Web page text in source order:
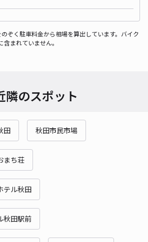
ぞく駐車料金から相場を算出しています。バイク
まれていません。
隣のスポット
田 秋田市民市場
まち荘
テル秋田
秋田駅前